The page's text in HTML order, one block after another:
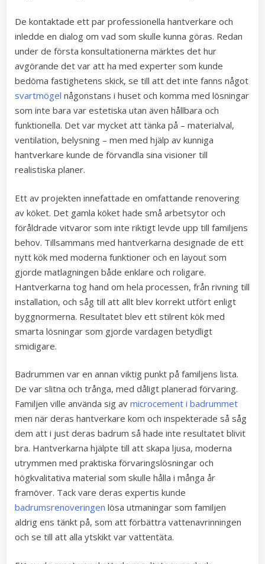
De kontaktade ett par professionella hantverkare och
inledde en dialog om vad som skulle kunna göras. Redan
under de första konsultationerna märktes det hur
avgörande det var att ha med experter som kunde
bedöma fastighetens skick, se till att det inte fanns något
svartmögel någonstans i huset och komma med lösningar
som inte bara var estetiska utan även hållbara och
funktionella. Det var mycket att tänka på – materialval,
ventilation, belysning – men med hjälp av kunniga
hantverkare kunde de förvandla sina visioner till
realistiska planer.
Ett av projekten innefattade en omfattande renovering
av köket. Det gamla köket hade små arbetsytor och
föråldrade vitvaror som inte riktigt levde upp till familjens
behov. Tillsammans med hantverkarna designade de ett
nytt kök med moderna funktioner och en layout som
gjorde matlagningen både enklare och roligare.
Hantverkarna tog hand om hela processen, från rivning till
installation, och såg till att allt blev korrekt utfört enligt
byggnormerna. Resultatet blev ett stilrent kök med
smarta lösningar som gjorde vardagen betydligt
smidigare.
Badrummen var en annan viktig punkt på familjens lista.
De var slitna och trånga, med dåligt planerad förvaring.
Familjen ville använda sig av microcement i badrummet
men när deras hantverkare kom och inspekterade så såg
dem att i just deras badrum så hade inte resultatet blivit
bra. Hantverkarna hjälpte till att skapa ljusa, moderna
utrymmen med praktiska förvaringslösningar och
högkvalitativa material som skulle hålla i många år
framöver. Tack vare deras expertis kunde
badrumsrenoveringen lösa utmaningar som familjen
aldrig ens tänkt på, som att förbättra vattenavrinningen
och se till att alla ytskikt var vattentäta.